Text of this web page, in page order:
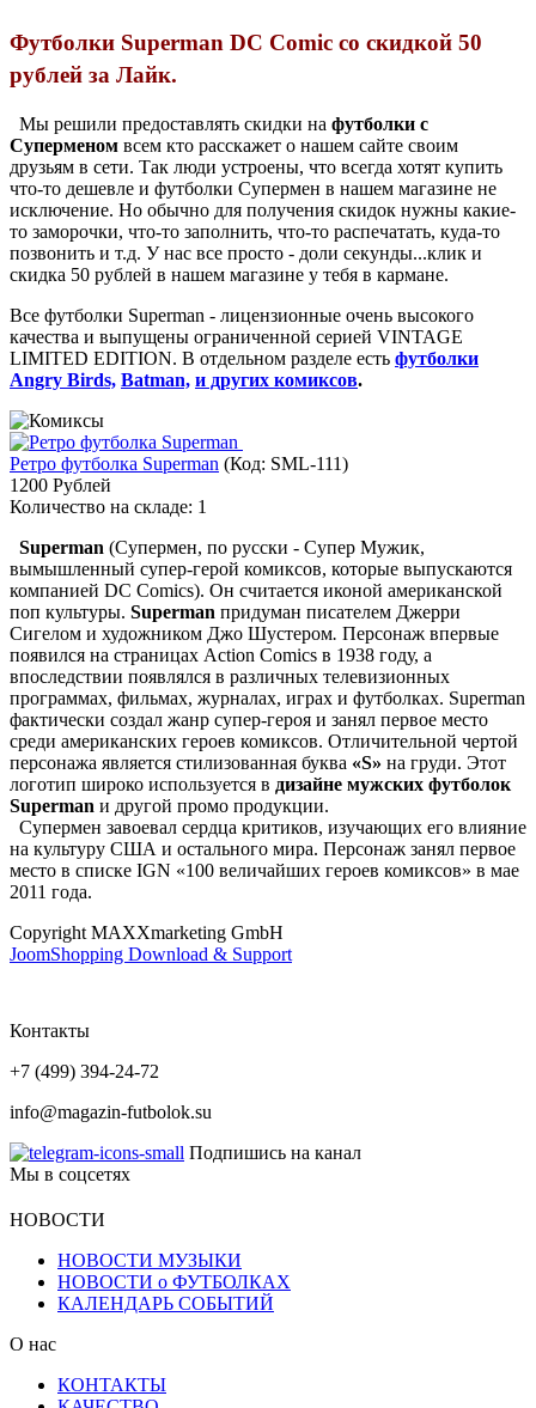
Футболки Superman DC Comic со скидкой 50
рублей за Лайк.
Мы решили предоставлять скидки на футболки с
Суперменом всем кто расскажет о нашем сайте своим
друзьям в сети. Так люди устроены, что всегда хотят купить
что-то дешевле и футболки Супермен в нашем магазине не
исключение. Но обычно для получения скидок нужны какие-
то заморочки, что-то заполнить, что-то распечатать, куда-то
позвонить и т.д. У нас все просто - доли секунды...клик и
скидка 50 рублей в нашем магазине у тебя в кармане.
Все футболки Superman - лицензионные очень высокого
качества и выпущены ограниченной серией VINTAGE
LIMITED EDITION. В отдельном разделе есть футболки
Angry Birds, Batman, и других комиксов.
Ретро футболка Superman (Код: SML-111)
1200 Рублей
Количество на складе: 1
Superman (Супермен, по русски - Супер Мужик,
вымышленный супер-герой комиксов, которые выпускаются
компанией DC Comics). Он считается иконой американской
поп культуры. Superman придуман писателем Джерри
Сигелом и художником Джо Шустером. Персонаж впервые
появился на страницах Action Comics в 1938 году, а
впоследствии появлялся в различных телевизионных
программах, фильмах, журналах, играх и футболках. Superman
фактически создал жанр супер-героя и занял первое место
среди американских героев комиксов. Отличительной чертой
персонажа является стилизованная буква «S» на груди. Этот
логотип широко используется в дизайне мужских футболок
Superman и другой промо продукции.
Супермен завоевал сердца критиков, изучающих его влияние
на культуру США и остального мира. Персонаж занял первое
место в списке IGN «100 величайших героев комиксов» в мае
2011 года.
Copyright MAXXmarketing GmbH
JoomShopping Download & Support
Контакты
+7 (499) 394-24-72
info@magazin-futbolok.su
Подпишись на канал
Мы в соцсетях
НОВОСТИ
НОВОСТИ МУЗЫКИ
НОВОСТИ о ФУТБОЛКАХ
КАЛЕНДАРЬ СОБЫТИЙ
О нас
КОНТАКТЫ